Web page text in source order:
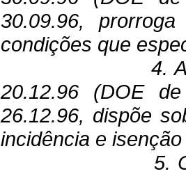
30.09.96,
condições que
4.
20.12.96 (DOE
26.12.96, dispõe
incidência e
5.